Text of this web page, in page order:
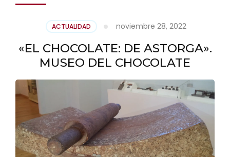
ACTUALIDAD noviembre 28, 2022
«EL CHOCOLATE: DE ASTORGA».
MUSEO DEL CHOCOLATE